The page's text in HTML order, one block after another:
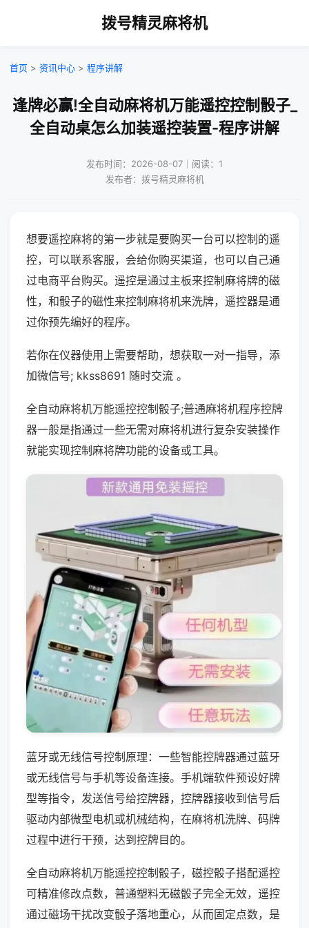
拨号精灵麻将机
首页 > 资讯中心 > 程序讲解
逢牌必赢!全自动麻将机万能遥控控制骰子_
全自动桌怎么加装遥控装置-程序讲解
发布时间：2026-08-07｜阅读：1
发布者：拨号精灵麻将机
想要遥控麻将的第一步就是要购买一台可以控制的遥
控，可以联系客服，会给你购买渠道，也可以自己通
过电商平台购买。遥控是通过主板来控制麻将牌的磁
性，和骰子的磁性来控制麻将机来洗牌，遥控器是通
过你预先编好的程序。
若你在仪器使用上需要帮助，想获取一对一指导，添
加微信号; kkss8691 随时交流 。
全自动麻将机万能遥控控制骰子;普通麻将机程序控牌
器一般是指通过一些无需对麻将机进行复杂安装操作
就能实现控制麻将牌功能的设备或工具。
蓝牙或无线信号控制原理：一些智能控牌器通过蓝牙
或无线信号与手机等设备连接。手机端软件预设好牌
型等指令，发送信号给控牌器，控牌器接收到信号后
驱动内部微型电机或机械结构，在麻将机洗牌、码牌
过程中进行干预，达到控牌目的。
全自动麻将机万能遥控控制骰子，磁控骰子搭配遥控
可精准修改点数，普通塑料无磁骰子完全无效，遥控
通过磁场干扰改变骰子落地重心，从而固定点数，是